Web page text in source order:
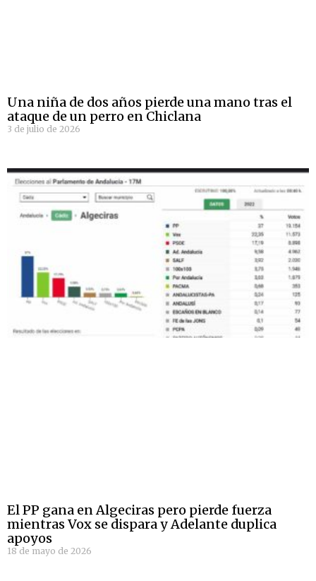
Una niña de dos años pierde una mano tras el
ataque de un perro en Chiclana
3 de julio de 2026
El PP gana en Algeciras pero pierde fuerza
mientras Vox se dispara y Adelante duplica
apoyos
18 de mayo de 2026